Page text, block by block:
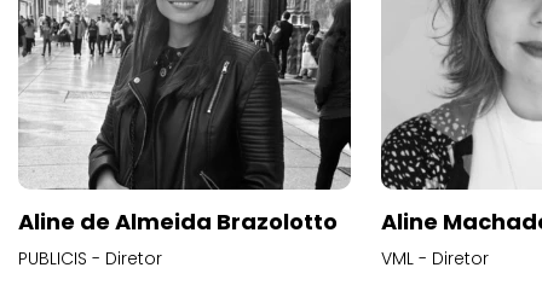
Aline de Almeida Brazolotto
PUBLICIS - Diretor
Aline
VML - Diretor